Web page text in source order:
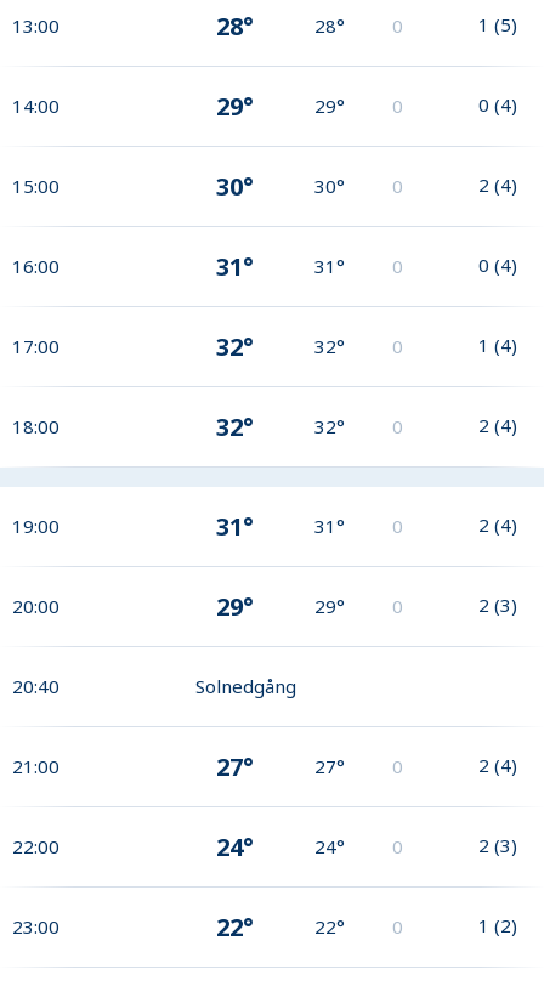
13:00 28° 28° 0 1 (5)
14:00 29° 29° 0 0 (4)
15:00 30° 30° 0 2 (4)
16:00 31° 31° 0 0 (4)
17:00 32° 32° 0 1 (4)
18:00 32° 32° 0 2 (4)
19:00 31° 31° 0 2 (4)
20:00 29° 29° 0 2 (3)
20:40 Solnedgång
21:00 27° 27° 0 2 (4)
22:00 24° 24° 0 2 (3)
23:00 22° 22° 0 1 (2)